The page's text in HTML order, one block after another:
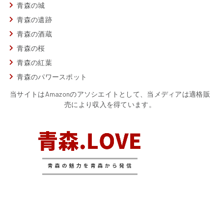
青森の城
青森の遺跡
青森の酒蔵
青森の桜
青森の紅葉
青森のパワースポット
当サイトはAmazonのアソシエイトとして、当メディアは適格販
売により収入を得ています。